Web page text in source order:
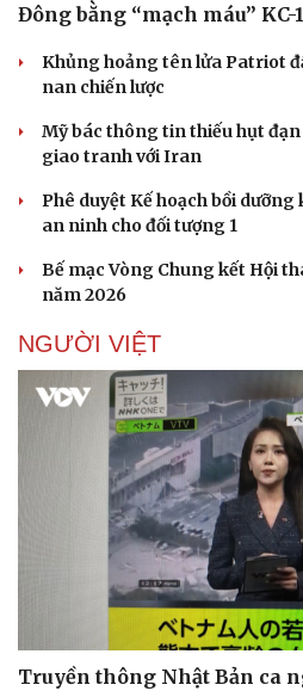
Đông bằng “mạch máu” KC-
Khủng hoảng tên lửa Patriot
nan chiến lược
Mỹ bác thông tin thiếu hụt
giao tranh với Iran
Phê duyệt Kế hoạch bồi
an ninh cho đối tượng 1
Bế mạc Vòng Chung kết Hội
năm 2026
NGƯỜI VIỆT
Truyền thông Nhật Bản ca